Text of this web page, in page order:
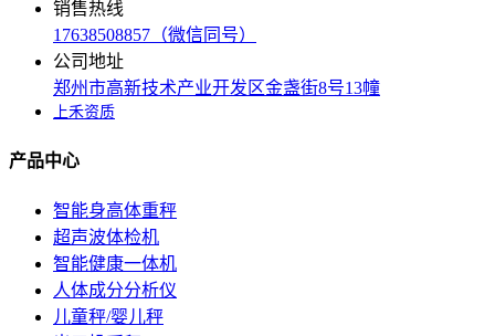
销售热线
17638508857（微信同号）
公司地址
郑州市高新技术产业开发区金盏街8号13幢
上禾资质
产品中心
智能身高体重秤
超声波体检机
智能健康一体机
人体成分分析仪
儿童秤/婴儿秤